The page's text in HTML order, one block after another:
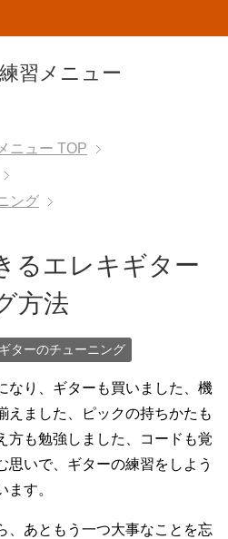
習メニュー
ニュー TOP
ング
るエレキギター
方法
ターのチューニング
なり、ギターも買いました、機
えました、ピックの持ちかたも
方も勉強しました、コードも覚
思いで、ギターの練習をしよう
ます。
、あともう一つ大事なことを忘